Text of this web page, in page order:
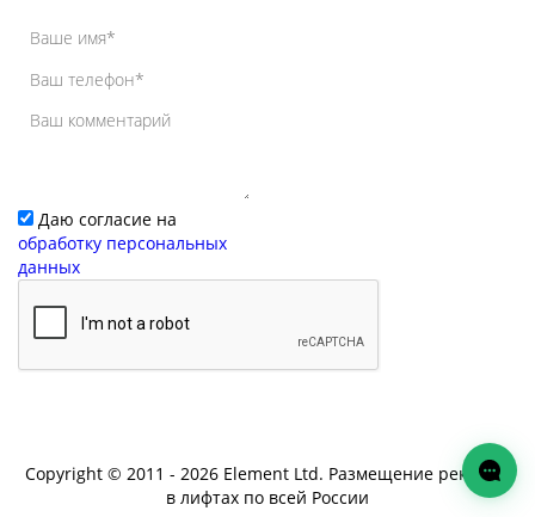
Даю согласие на
обработку персональных
данных
Copyright © 2011 - 2026 Element Ltd. Размещение рекламы
в лифтах по всей России